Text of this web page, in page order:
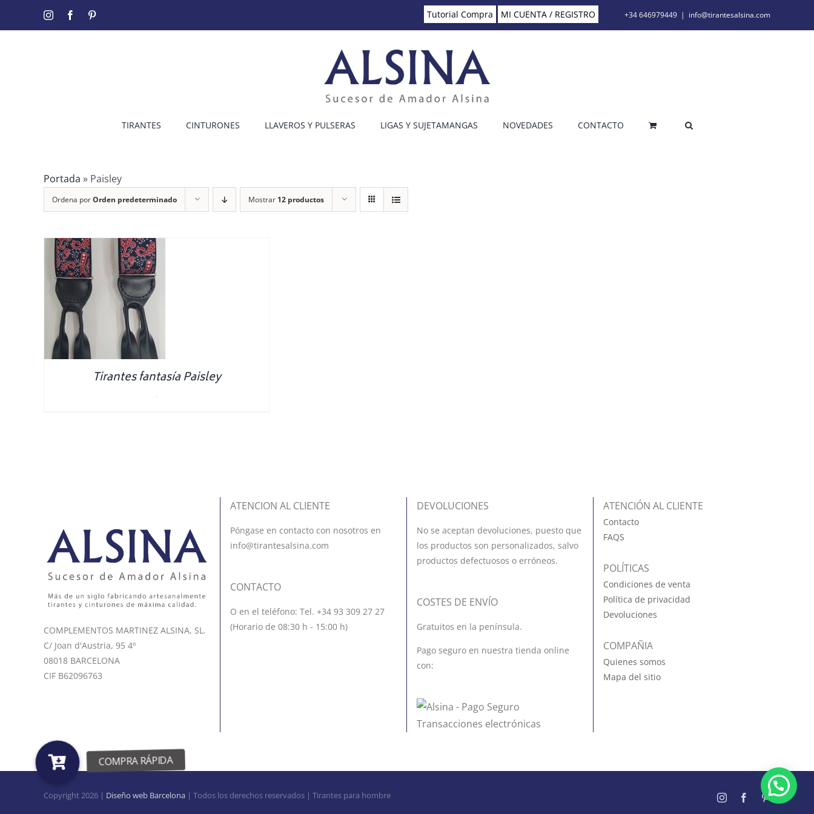
InstagramFacebook Tutorial Compra MI CUENTA / REGISTRO +34 646979449 | info@tirantesalsina.com
TIRANTES CINTURONES LLAVEROS Y PULSERAS LIGAS Y SUJETAMANGAS NOVEDADES CONTACTO
Portada » Paisley
Ordena porOrden predeterminado Mostrar 12 productos
Tirantes fantasía Paisley
COMPLEMENTOS MARTINEZ ALSINA, SL.
C/ Joan d'Austria, 95 4º
08018 BARCELONA
CIF B62096763
ATENCION AL CLIENTE
Póngase en contacto con nosotros en
info@tirantesalsina.com
CONTACTO
O en el teléfono: Tel. +34 93 309 27 27
(Horario de 08:30 h - 15:00 h)
DEVOLUCIONES
No se aceptan devoluciones, puesto que
los productos son personalizados, salvo
productos defectuosos o erróneos.
COSTES DE ENVÍO
Gratuitos en la península.
Pago seguro en nuestra tienda online
con:
ATENCIÓN AL CLIENTE
Contacto
FAQS
POLÍTICAS
Condiciones de venta
Política de privacidad
Devoluciones
COMPAÑIA
Quienes somos
Mapa del sitio
Copyright 2026 | Diseño web Barcelona | Todos los derechos reservados | Tirantes para hombre InstagramFacebook
Pinterest